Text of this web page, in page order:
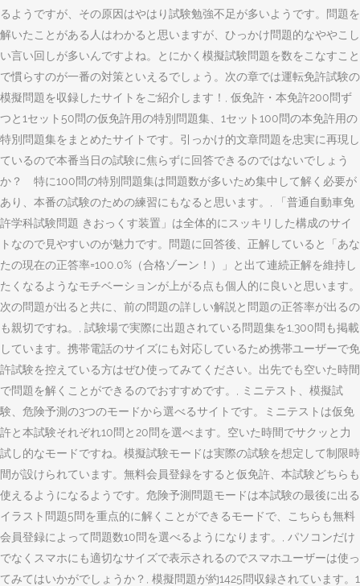
るようですが、その原因はやはり試験勉強不足が多いようです。問題を
解いたことがある人はわかると思いますが、ひっかけ問題的なややこし
い言い回しが多いんですよね。とにかく模擬試験問題を数をこなすこと
で慣らすのが一番の対策といえるでしょう。次の章では運転免許試験の
模擬問題を収録したサイトをご紹介します！, 仮免許・本免許200問ず
つと1セット50問の仮免許用の特別問題集、1セット100問の本免許用の
特別問題集をまとめたサイトです。引っかけ的文章問題を忠実に再現し
ているので本番当日の試験に焦らずに回答できるのではないでしょう
か？ 特に100問の特別問題集は問題数が多いため集中して解く必要が
あり、本番の試験のための練習にもなると思います。, 「普通自動車免
許学科試験問題 きおっくす装置」は全体的にスッキリした構成のサイ
トなので見やすいのが魅力です。問題に回答後、正解していると「あな
たの現在の正答率=100.0%（合格ゾーン！）」と出て連続正解を維持し
たくなるようなモチベーションが上がる点も個人的に良いと思います。
次の問題が出ると共に、前の問題の詳しい解説と問題の正答率が出るの
も親切ですね。, 試験場で実際に出題されている問題集を1,300問も掲載
しています。携帯電話のサイズにも対応しているため携帯ユーザーで免
許試験を控えている方はぜひ使ってみてください。出先でも空いた時間
で問題を解くことができるのでおすすめです。, ミニテスト、模擬試
験、危険予測の3つのモードから選べるサイトです。ミニテストは仮免
許と本試験それぞれ10問と20問を選べます。空いた時間でサクッと力
試し的なモードですね。模擬試験モードは実際の試験を想定して制限時
間が設けられています。無料会員登録をすると仮免許、本試験どちらも
使えるようになるようです。危険予測問題モードは本試験の最後に出る
イラスト問題5問を重点的に解くことができるモードで、こちらも無料
会員登録によって問題数10問を選べるようになります。, パソコンだけ
でなくスマホにも適切なサイズで表示されるのでスマホユーザーは使っ
てみてはいかがでしょうか？, 模擬問題が約1425問収録されています。1